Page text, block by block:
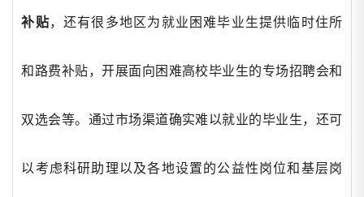
补贴，还有很多地区为就业困难毕业生提供临时住所
和路费补贴，开展面向困难高校毕业生的专场招聘会和
双选会等。通过市场渠道确实难以就业的毕业生，还可
以考虑科研助理以及各地设置的公益性岗位和基层岗